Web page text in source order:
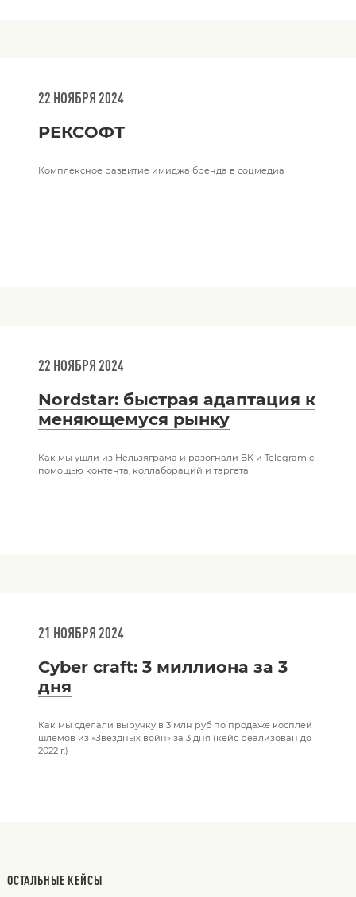
РЕКСОФТ
22 НОЯБРЯ 2024
Комплексное развитие имиджа бренда в соцмедиа
Nordstar: быстрая адаптация к
меняющемуся рынку
22 НОЯБРЯ 2024
Как мы ушли из Нельзяграма и разогнали ВК и Telegram с
помощью контента, коллабораций и таргета
Cyber craft: 3 миллиона за 3
дня
21 НОЯБРЯ 2024
Как мы сделали выручку в 3 млн руб по продаже косплей
шлемов из «Звездных войн» за 3 дня (кейс реализован до
2022 г.)
ОСТАЛЬНЫЕ КЕЙСЫ